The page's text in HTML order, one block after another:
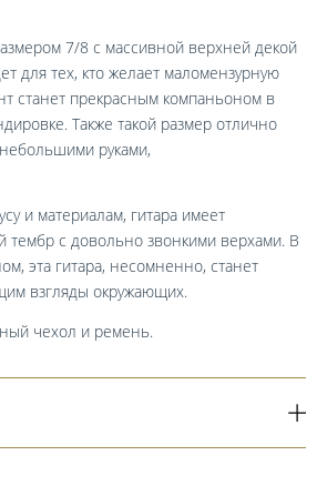
7/8 с массивной верхней декой
для тех, кто желает маломензурную
станет прекрасным компаньоном в
Также такой размер отлично
руками,
и материалам, гитара имеет
тембр с довольно звонкими верхами. В
эта гитара, несомненно, станет
взгляды окружающих.
чехол и ремень.